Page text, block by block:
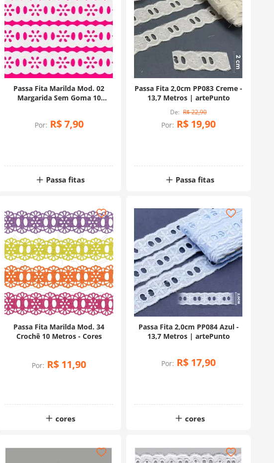
Passa Fita Marilda Mod. 02
Margarida Sem Goma 10
Por: R$ 7,90
Passa fitas
Passa Fita 2,0cm PP083 Creme -
13,7 Metros | artePunto
R$22,90
Por: R$ 19,90
Passa fitas
Passa Fita Marilda Mod. 34
Crochê 10 Metros - Cores
Por: R$ 11,90
cores
Passa Fita 2,0cm PP084 Azul -
13,7 Metros | artePunto
Por: R$ 17,90
cores